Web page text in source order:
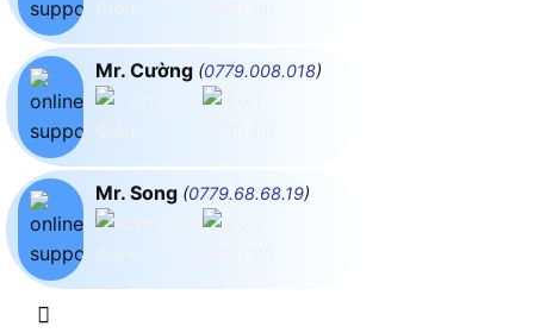
Mr. Cường (0779.008.018)
Mr. Song (0779.68.68.19)